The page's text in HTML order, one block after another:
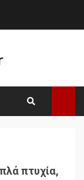
πτυχία,